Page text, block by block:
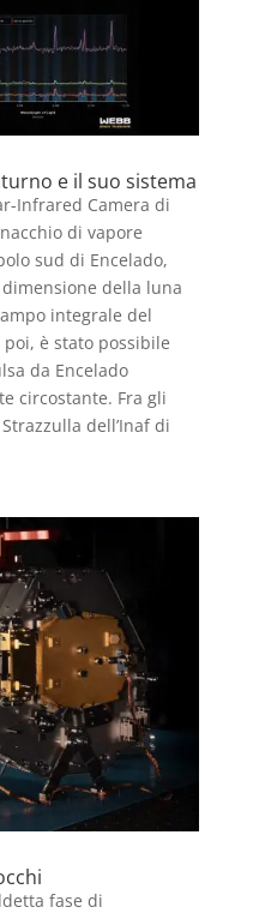
e il suo sistema
Infrared Camera di
di vapore
sud di Encelado,
della luna
integrale del
è stato possibile
da Encelado
circostante. Fra gli
dell’Inaf di
fase di